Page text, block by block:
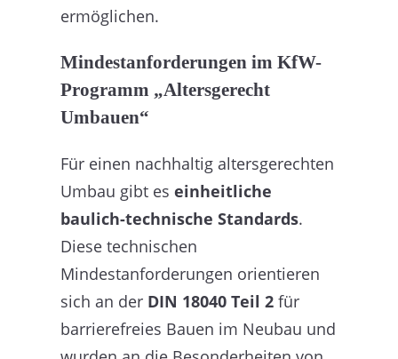
ermöglichen.
Mindestanforderungen im KfW-
Programm „Altersgerecht
Umbauen“
Für einen nachhaltig altersgerechten
Umbau gibt es einheitliche
baulich-technische Standards.
Diese technischen
Mindestanforderungen orientieren
sich an der DIN 18040 Teil 2 für
barrierefreies Bauen im Neubau und